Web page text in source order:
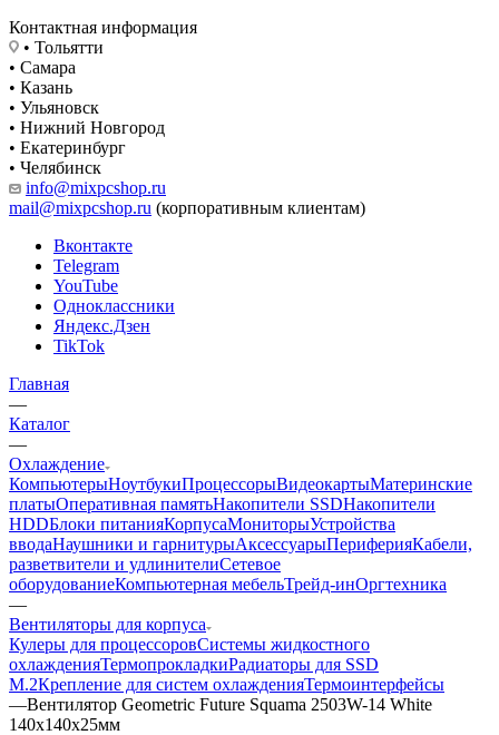
Контактная информация
• Тольятти
• Самара
• Казань
• Ульяновск
• Нижний Новгород
• Екатеринбург
• Челябинск
info@mixpcshop.ru
mail@mixpcshop.ru (корпоративным клиентам)
Вконтакте
Telegram
YouTube
Одноклассники
Яндекс.Дзен
TikTok
Главная
—
Каталог
—
Охлаждение
КомпьютерыНоутбукиПроцессорыВидеокартыМатеринские
платыОперативная памятьНакопители SSDНакопители
HDDБлоки питанияКорпусаМониторыУстройства
вводаНаушники и гарнитурыАксессуарыПериферияКабели,
разветвители и удлинителиСетевое
оборудованиеКомпьютерная мебельТрейд-инОргтехника
—
Вентиляторы для корпуса
Кулеры для процессоровСистемы жидкостного
охлажденияТермопрокладкиРадиаторы для SSD
M.2Крепление для систем охлажденияТермоинтерфейсы
—Вентилятор Geometric Future Squama 2503W-14 White
140x140x25мм